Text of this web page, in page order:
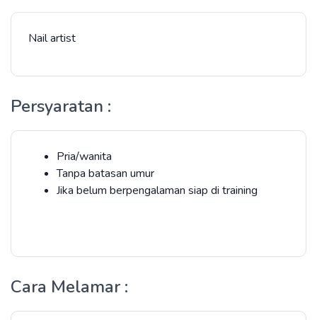
Nail artist
Persyaratan :
Pria/wanita
Tanpa batasan umur
Jika belum berpengalaman siap di training
Cara Melamar :